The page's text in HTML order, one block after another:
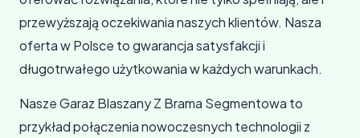
przewyższają oczekiwania naszych klientów. Nasza
oferta w Polsce to gwarancja satysfakcji i
długotrwałego użytkowania w każdych warunkach.
Nasze Garaz Blaszany Z Brama Segmentowa to
przykład połączenia nowoczesnych technologii z